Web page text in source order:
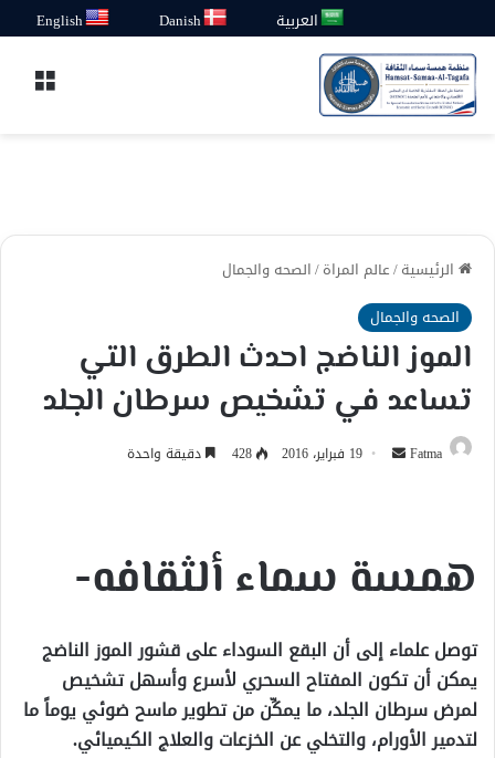
العربية Danish
English
الرئيسية/عالم المراة/الصحه والجمال
الصحه والجمال
الموز الناضج احدث الطرق التي
تساعد في تشخيص سرطان الجلد
Fatma
أرسل 19 فبراير، 2016 428 دقيقة واحدة
همسة سماء ألثقافه-
توصل علماء إلى أن البقع السوداء على قشور الموز الناضج
يمكن أن تكون المفتاح السحري لأسرع وأسهل تشخيص
لمرض سرطان الجلد، ما يمكِّن من تطوير ماسح ضوئي يوماً ما
لتدمير الأورام، والتخلي عن الخزعات والعلاج الكيميائي.